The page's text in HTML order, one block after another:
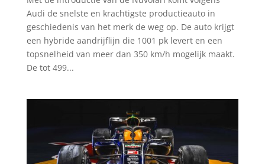
Audi de snelste en krachtigste productieauto in
geschiedenis van het merk de weg op. De auto krijgt
een hybride aandrijflijn die 1001 pk levert en een
topsnelheid van meer dan 350 km/h mogelijk maakt.
De tot 499...